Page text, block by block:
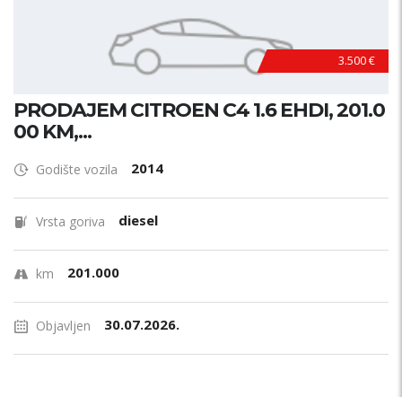
3.500 €
PRODAJEM CITROEN C4 1.6 EHDI, 201.0
00 KM,...
Godište vozila 2014
Vrsta goriva diesel
km 201.000
Objavljen 30.07.2026.